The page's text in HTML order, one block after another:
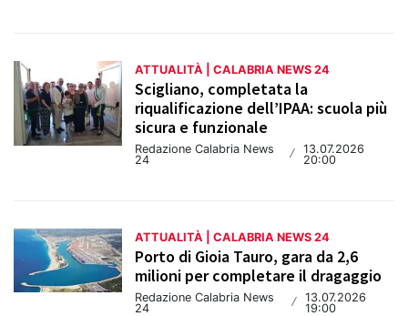
ATTUALITÀ | CALABRIA NEWS 24
Scigliano, completata la
riqualificazione dell’IPAA: scuola più
sicura e funzionale
Redazione Calabria News
24
/
13.07.2026
20:00
ATTUALITÀ | CALABRIA NEWS 24
Porto di Gioia Tauro, gara da 2,6
milioni per completare il dragaggio
Redazione Calabria News
24
/ 13.07.2026
19:00